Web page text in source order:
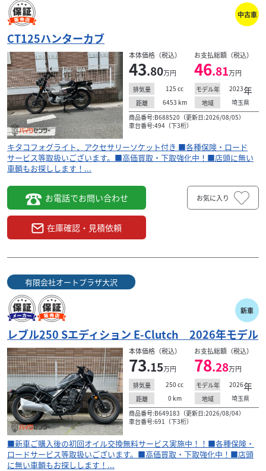
検索条件でおすすめの車両
レブル250 Sエディション E-Clutch 2026年モ...
本体価格:73
■新車ご購入後の初回オイル交換無料サービス実施
中！！■各種保険・ロードサービス等取扱いございま
す。■高価買取・下取強化中！■店頭に無い車輌もお
探しします！...
中古車
CT125ハンターカブ
本体価格（税込）
43.80万円
お支払総額（税込）
46.81万円
排気量 125 cc モデル年 2023年
距離 6453 km 地域
埼玉県
商品番号:B688520（更新日:2026/08/05）
車台番号:494（下3桁）
キタコフォグライト、アクセサリーソケット付き ■各種保険・ロード
サービス等取扱いございます。■高価買取・下取強化中！■店頭に無い
車輌もお探しします！...
お電話でお問い合わせ
在庫確認・見積依頼
お気に入り
有限会社オートプラザ大沢
新車
レブル250 Sエディション E-Clutch 2026年モデル
本体価格（税込）
73.15万円
お支払総額（税込）
78.28万円
排気量 250 cc モデル年 2026年
距離 0 km 地域
埼玉県
商品番号:B649183（更新日:2026/08/04）
車台番号:691（下3桁）
■新車ご購入後の初回オイル交換無料サービス実施中！！■各種保険・
ロードサービス等取扱いございます。■高価買取・下取強化中！■店頭
に無い車輌もお探しします！...